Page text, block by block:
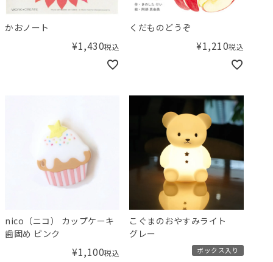
かおノート
¥1,430税込
くだものどうぞ
¥1,210税込
nico（ニコ） カップケーキ
歯固め ピンク
¥1,100税込
こぐまのおやすみライト
グレー
ボックス入り